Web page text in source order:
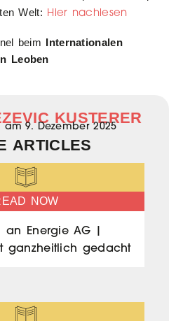
Welt: Hier nachlesen
beim
Internationalen
Leoben
KUSTERER
am 9. Dezember 2025
ARTICLES
NOW
an Energie AG |
ganzheitlich gedacht